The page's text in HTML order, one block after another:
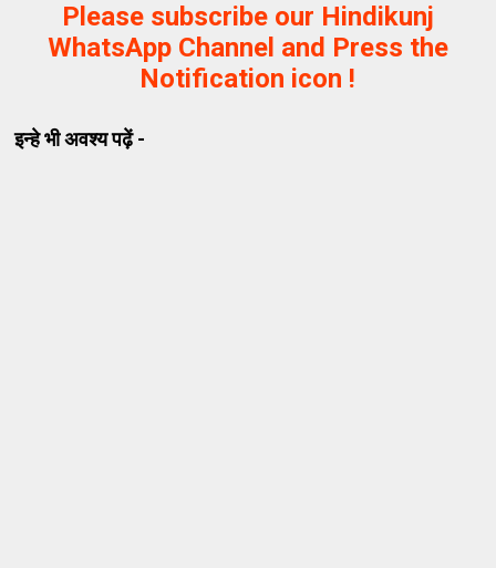
Please subscribe our Hindikunj
WhatsApp Channel and Press the
Notification icon !
इन्हे भी अवश्य पढ़ें -